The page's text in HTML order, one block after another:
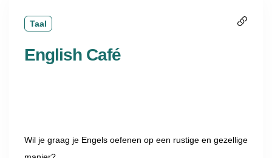
Taal
English Café
Wil je graag je Engels oefenen op een rustige en gezellige